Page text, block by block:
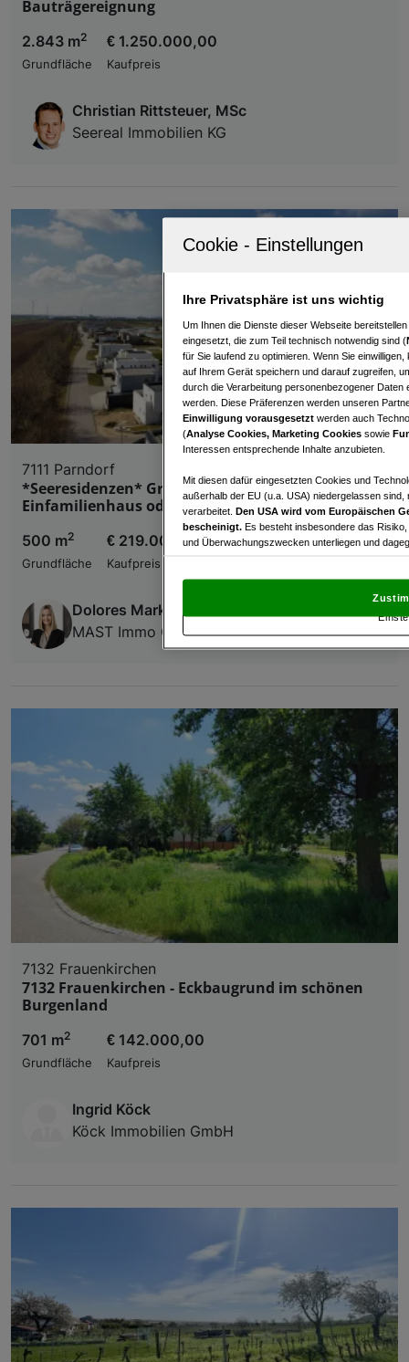
Bauträgereignung
2.843 m2
Grundfläche
€ 1.250.000,00
Kaufpreis
Christian Rittsteuer, MSc
Seereal Immobilien KG
7111 Parndorf
*Seeresidenzen* Grundstück für ein
Einfamilienhaus oder Doppelhaus!
500 m2
Grundfläche
€ 219.000,00
Kaufpreis
Dolores Markovic
MAST Immo GmbH
7132 Frauenkirchen
7132 Frauenkirchen - Eckbaugrund im schönen
Burgenland
701 m2
Grundfläche
€ 142.000,00
Kaufpreis
Ingrid Köck
Köck Immobilien GmbH
Ihre Privatsphäre ist uns wichtig
Um Ihnen die Dienste dieser Webseite
eingesetzt, die zum Teil technisch notwendig sind (
für Sie laufend zu optimieren. Wenn Sie
auf Ihrem Gerät speichern und darauf zugreifen,
durch die Verarbeitung personenbezogener
werden. Diese Präferenzen werden unseren
Einwilligung vorausgesetzt werden auch
(Analyse Cookies, Marketing Cookies sowie
Interessen entsprechende Inhalte anzubieten.
Mit diesen dafür eingesetzten Cookies und
außerhalb der EU (u.a. USA) niedergelassen
verarbeitet. Den USA wird vom Europäischen
bescheinigt. Es besteht insbesondere das
und Überwachungszwecken unterliegen und
und Widerspruch gegen die Verarbeitung auf der
„Cookie Einstellungen“, die sich auf jeder Seite
Zugriff auf Informationen auf einem Endgerät.
und der Performance von Inhalten,
Liste der Partner (Lieferanten)